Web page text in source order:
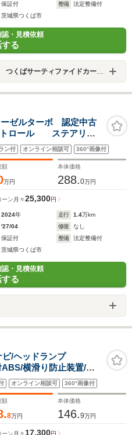
保証付 整備
法定整備付
茨城県つくば市
・見積依頼
る
ばサーティファイドカーセンター
ゼルターボ 認定中古
ロール ステアリン
プレイ アンドロイド
定中古車
ン付 オンライン相談可 360°画像付
額
万円
本体価格
288.0万円
ーン 月々25,300円
2024年 走行 1.4万km
'27/04 修復
なし
保証付 整備
法定整備付
茨城県つくば市
・見積依頼
る
/ヘッドランプ
横滑り防止装置/バ
ッグ 運転席/エアバッグ
オンライン相談可 360°画像付
額
8万円
本体価格
146.9万円
ーン 月々 17,300円